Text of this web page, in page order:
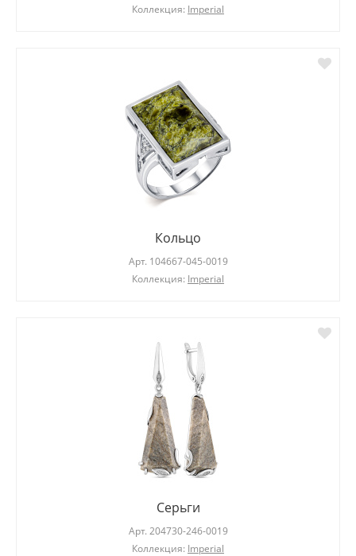
Коллекция: Imperial
Кольцо
Арт. 104667-045-0019
Коллекция: Imperial
Серьги
Арт. 204730-246-0019
Коллекция: Imperial